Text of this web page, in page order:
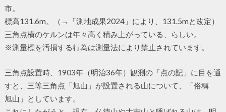
市。
標高131.6m。（→「測地成果2024」により、131.5mと改定）
三角点横のケルンは年々高く積み上がっている、らしい。
※測量標を汚損する行為は測量法により禁止されています。
三角点設置時、1903年（明治36年）観測の「点の記」に目を通
すと、三等三角点「旭山」が設置される山について、「俗稱
旭山」としています。